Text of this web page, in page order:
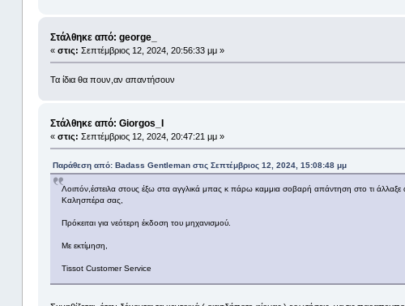
Στάλθηκε από: george_
« στις: Σεπτέμβριος 12, 2024, 20:56:33 μμ »
Τα ίδια θα πουν,αν απαντήσουν
Στάλθηκε από: Giorgos_I
« στις: Σεπτέμβριος 12, 2024, 20:47:21 μμ »
Παράθεση από: Badass Gentleman στις Σεπτέμβριος 12, 2024, 15:08:48 μμ
Λοιπόν,έστειλα στους έξω στα αγγλικά μπας κ πάρω καμμια σοβαρή απάντηση στο τι
Καλησπέρα σας,
Πρόκειται για νεότερη έκδοση του μηχανισμού.
Με εκτίμηση,
Tissot Customer Service